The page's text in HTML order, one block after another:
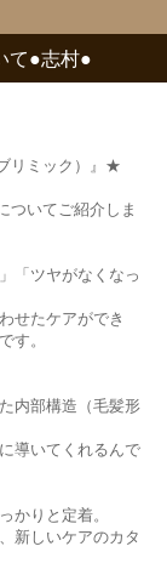
て●志村●
リミック）』★
ついてご紹介しま
「ツヤがなくなっ
せたケアができ
す。
内部構造（毛髪形
導いてくれるんで
かりと定着。
新しいケアのカタ